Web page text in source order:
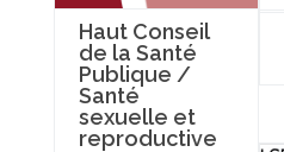
Haut Conseil
de la Santé
Publique /
Santé
sexuelle et
reproductive